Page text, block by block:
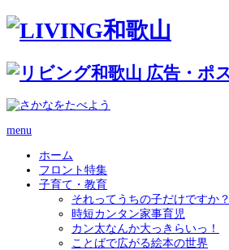
menu
ホーム
フロント特集
子育て・教育
それってうちの子だけですか？
時短カンタン家事育児
カン太なんか大っきらいっ！
ことばで広がる絵本の世界